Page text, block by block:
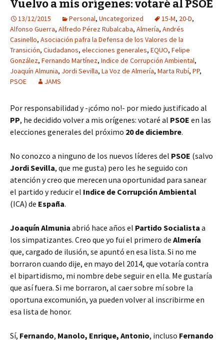
Vuelvo a mis orígenes: votaré al PSOE
13/12/2015 Personal, Uncategorized 15-M, 20-D,
Alfonso Guerra, Alfredo Pérez Rubalcaba, Almería, Andrés
Casinello, Asociación pafra la Defensa de los Valores de la
Transición, Ciudadanos, elecciones generales, EQUO, Felipe
González, Fernando Martínez, Indice de Corrupción Ambiental,
Joaquín Almunia, Jordi Sevilla, La Voz de Almería, Marta Rubí, PP,
PSOE
JAMS
Por responsabilidad y -¡cómo no!- por miedo justificado al
PP, he decidido volver a mis orígenes: votaré al PSOE en las
elecciones generales del próximo 20 de diciembre.
No conozco a ninguno de los nuevos líderes del PSOE (salvo
Jordi Sevilla, que me gusta) pero les he seguido con
atención y creo que merecen una oportunidad para sanear
el partido y reducir el Indice de Corrupción Ambiental
(ICA) de España.
Joaquín Almunia abrió hace años el Partido Socialista a
los simpatizantes. Creo que yo fui el primero de Almería
que, cargado de ilusión, se apuntó en esa lista. Si no me
borraron cuando dije, en mayo del 2014, que votaría contra
el bipartidismo, mi nombre debe seguir en ella. Me gustaría
que así fuera. Si me borraron, al caer sobre mí sobre la
oportuna excomunión, ya pueden volver al inscribirme en
esa lista de honor.
Sí, Fernando, Manolo, Enrique, Antonio, incluso Fernando